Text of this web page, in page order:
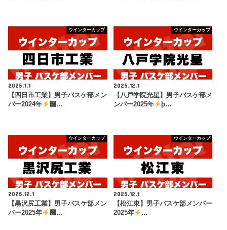
ウインターカップ
2025.1.1
【四日市工業】男子バスケ部メン
バー2024年
࿠…
ウインターカップ
2025.12.1
【八戸学院光星】男子バスケ部メ
ンバー2025年
þ…
ウインターカップ
2025.12.1
【黒沢尻工業】男子バスケ部メン
バー2025年
࿠…
ウインターカップ
2025.12.1
【松江東】男子バスケ部メンバー
2025年
…